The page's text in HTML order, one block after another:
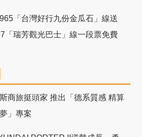
「台灣好行九份金瓜石」線送
「瑞芳觀光巴士」線一段票免費
商旅挺頭家 推出「德系質感 精算
」專案